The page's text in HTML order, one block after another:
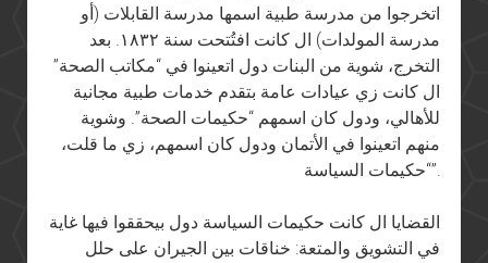
اتخرجوا من مدرسة طبية اسمها مدرسة القابلات (أو
مدرسة المولدات) ال كانت افتُتحت سنة ١٨٣٢. بعد
التخرج، شوية من البنات دول اتعينوا في “مكاتب الصحة”
ال كانت زي عيادات عامة بتقدم خدمات طبية مجانية
للأهالي، ودول كان اسمهم “حكيمات الصحة”. وشوية
منهم اتعينوا في الأتمان ودول كان اسمهم، زي ما قلت،
“حكيمات السياسة”.
القضايا ال كانت حكيمات السياسة دول بيحققوا فيها غاية
في التشويق والمتعة: خناقات بين الجيران على حلل